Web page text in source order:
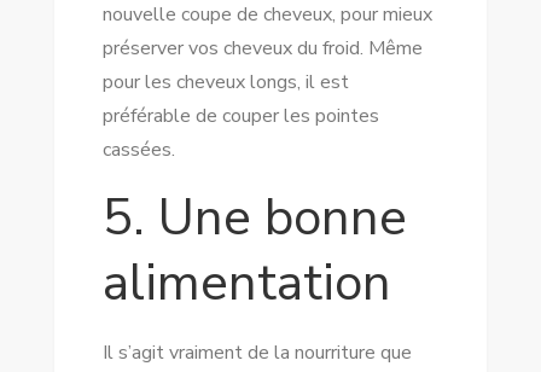
nouvelle coupe de cheveux, pour mieux
préserver vos cheveux du froid. Même
pour les cheveux longs, il est
préférable de couper les pointes
cassées.
5. Une bonne
alimentation
Il s’agit vraiment de la nourriture que